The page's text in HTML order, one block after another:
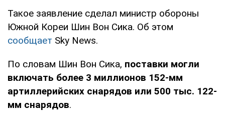
Такое заявление сделал министр обороны
Южной Кореи Шин Вон Сика. Об этом
сообщает Sky News.
По словам Шин Вон Сика, поставки могли
включать более 3 миллионов 152-мм
артиллерийских снарядов или 500 тыс. 122-
мм снарядов.